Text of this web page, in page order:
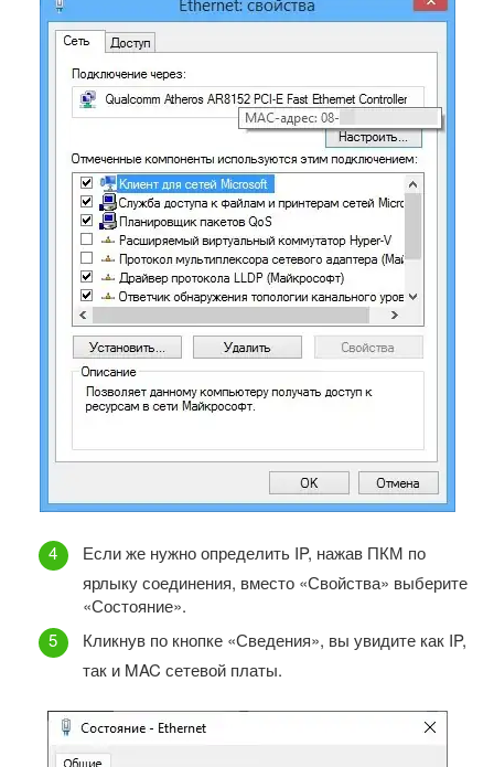
Если же нужно определить IP, нажав ПКМ по
ярлыку соединения, вместо «Свойства» выберите
«Состояние».
Кликнув по кнопке «Сведения», вы увидите как IP,
так и MAC сетевой платы.